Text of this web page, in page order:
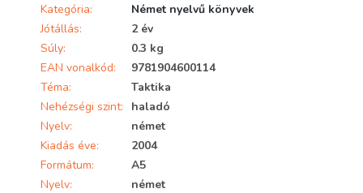
Kategória:
Német nyelvű könyvek
Jótállás:
2 év
Súly:
0.3 kg
EAN vonalkód:
9781904600114
Téma:
Taktika
Nehézségi szint:
haladó
Nyelv:
német
Kiadás éve:
2004
Formátum:
A5
Nyelv:
német